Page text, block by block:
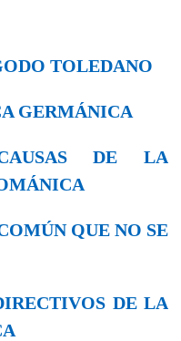
TOLEDANO
GERMÁNICA
DE LA
QUE NO SE
DE LA